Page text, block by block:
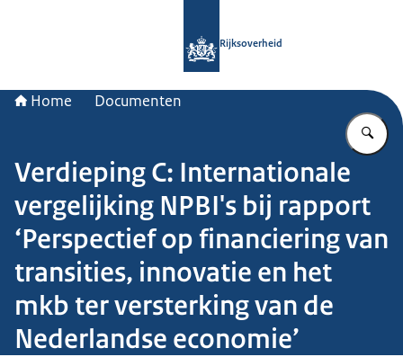
Rijksoverheid
Home Documenten
Verdieping C: Internationale
vergelijking NPBI's bij rapport
‘Perspectief op financiering van
transities, innovatie en het
mkb ter versterking van de
Nederlandse economie’